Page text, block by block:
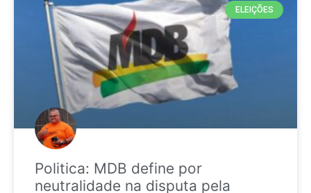
ELEIÇÕES
Politica: MDB define por
neutralidade na disputa pela